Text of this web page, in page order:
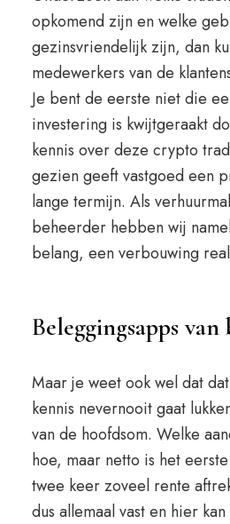
opkomend zijn en welke
gezinsvriendelijk zijn, dan
medewerkers van de
Je bent de eerste niet die
investering is kwijtgeraakt
kennis over deze crypto
gezien geeft vastgoed een
lange termijn. Als
beheerder hebben wij
belang, een verbouwing
Beleggingsapps van
Maar je weet ook wel dat
kennis nevernooit gaat
van de hoofdsom. Welke
hoe, maar netto is het
twee keer zoveel rente
dus allemaal vast en hier